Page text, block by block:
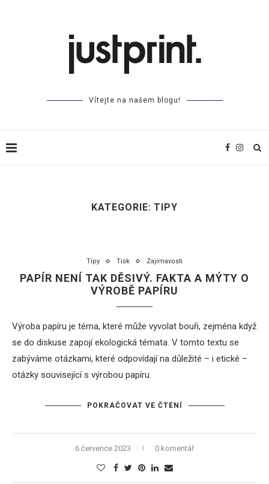
Vítejte na našem blogu!
KATEGORIE: TIPY
Tipy Tisk Zajímavosti
PAPÍR NENÍ TAK DĚSIVÝ. FAKTA A MÝTY O
VÝROBĚ PAPÍRU
Výroba papíru je téma, které může vyvolat bouři, zejména když
se do diskuse zapojí ekologická témata. V tomto textu se
zabýváme otázkami, které odpovídají na důležité – i etické –
otázky související s výrobou papíru.
POKRAČOVAT VE ČTENÍ
6 července 2023 0 komentář